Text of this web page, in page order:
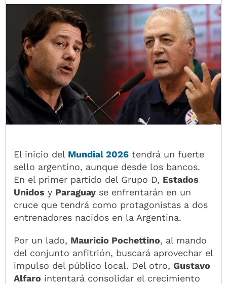
El inicio del Mundial 2026 tendrá un fuerte
sello argentino, aunque desde los bancos.
En el primer partido del Grupo D, Estados
Unidos y Paraguay se enfrentarán en un
cruce que tendrá como protagonistas a dos
entrenadores nacidos en la Argentina.
Por un lado, Mauricio Pochettino, al mando
del conjunto anfitrión, buscará aprovechar el
impulso del público local. Del otro,Gustavo
Alfaro intentará consolidar el crecimiento